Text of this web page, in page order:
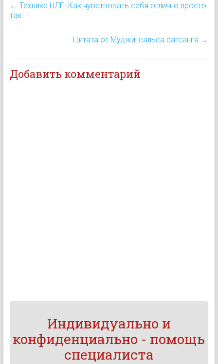
← Техника НЛП: Как чувствовать себя отлично просто
так
Цитата от Муджи: сальса сатсанга →
Добавить комментарий
Индивидуально и
конфиденциально - помощь
специалиста